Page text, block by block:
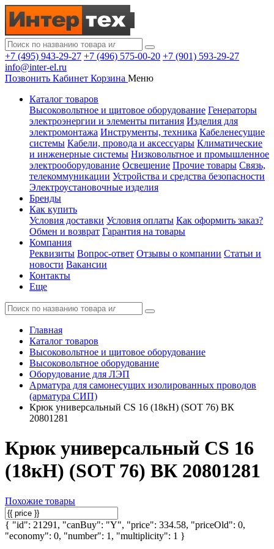
+7 (495) 943-29-27 +7 (496) 575-00-20 +7 (901) 593-29-27
info@inter-el.ru
Позвонить Кабинет Корзина Меню
Каталог товаров
Высоковольтное и щитовое оборудование Генераторы
электроэнергии и элементы питания Изделия для
электромонтажа Инструменты, техника Кабеленесущие
системы Кабели, провода и аксессуары Климатические
и инженерные системы Низковольтное и промышленное
электрооборудование Освещение Прочие товары Связь,
телекоммуникации Устройства и средства безопасности
Электроустановочные изделия
Бренды
Как купить
Условия доставки Условия оплаты Как оформить заказ?
Обмен и возврат Гарантия на товары
Компания
Реквизиты Вопрос-ответ Отзывы о компании Статьи и
новости Вакансии
Контакты
Еще
Главная
Каталог товаров
Высоковольтное и щитовое оборудование
Высоковольтное оборудование
Оборудование для ЛЭП
Арматура для самонесущих изолированных проводов
(арматура СИП)
Крюк универсальный CS 16 (18кН) (SOT 76) ВК
20801281
Крюк универсальный CS 16
(18кН) (SOT 76) ВК 20801281
Похожие товары
{ "id": 21291, "canBuy": "Y", "price": 334.58, "priceOld": 0,
"economy": 0, "number": 1, "multiplicity": 1 }